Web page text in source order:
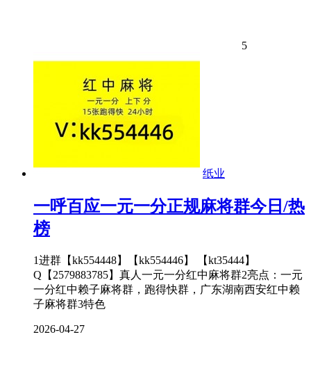
5
纸业
一呼百应一元一分正规麻将群今日/热
榜
1进群【kk554448】【kk554446】 【kt35444】
Q【2579883785】真人一元一分红中麻将群2亮点：一元
一分红中赖子麻将群，跑得快群，广东湖南西安红中赖
子麻将群3特色
2026-04-27